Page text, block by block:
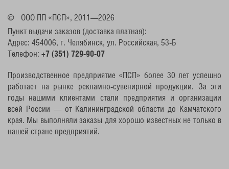
©
ООО ПП «ПСП», 2011—2026
Пункт выдачи заказов (доставка платная):
Адрес: 454006, г. Челябинск, ул. Российская, 53-Б
Телефон: +7 (351) 729-90-07
Производственное предприятие «ПСП» более 30 лет успешно
работает на рынке рекламно-сувенирной продукции. За эти
годы нашими клиентами стали предприятия и организации
всей России — от Калининградской области до Камчатского
края. Мы выполняли заказы для хорошо известных не только в
нашей стране предприятий.